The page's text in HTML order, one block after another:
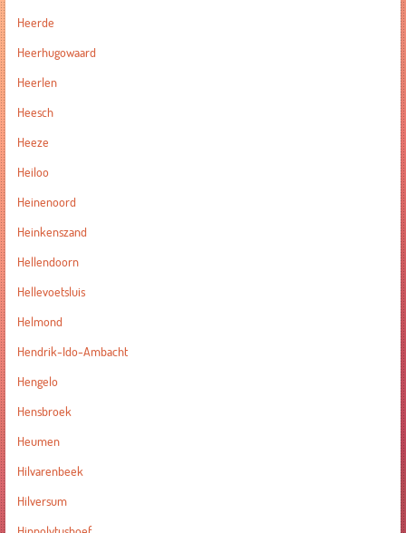
Heerde
Heerhugowaard
Heerlen
Heesch
Heeze
Heiloo
Heinenoord
Heinkenszand
Hellendoorn
Hellevoetsluis
Helmond
Hendrik-Ido-Ambacht
Hengelo
Hensbroek
Heumen
Hilvarenbeek
Hilversum